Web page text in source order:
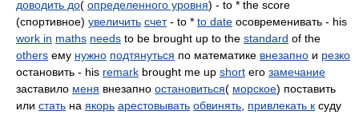
доводить до( определенного уровня) - to * the score
(спортивное) увеличить счет- to * to date осовременивать - his
work in maths needs to be brought up to the standard of the
others ему нужно подтянуться по математике внезапно и резко
остановить - his remark brought me up short его замечание
заставило меня внезапно остановиться( морское) поставить
или стать на якорь арестовывать обвинять привлекать к суду